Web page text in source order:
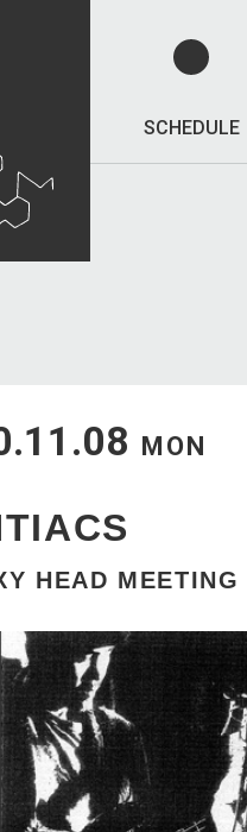
SCHEDULE
MON
HEAD MEETING